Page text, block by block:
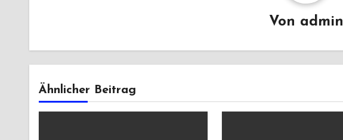
Von admin
Ähnlicher Beitrag